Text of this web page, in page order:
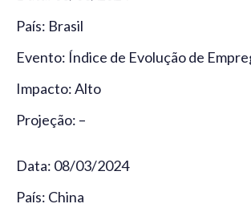
País: Brasil
Evento: Índice de Evolução de
Impacto: Alto
Projeção: –
Data: 08/03/2024
País: China